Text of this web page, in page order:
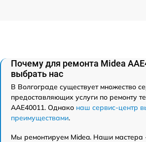
Почему для ремонта Midea
выбрать нас
В Волгограде существует множество
предоставляющих услуги по ремонту
AAE40011. Однако наш сервис-центр
преимуществами.
Мы ремонтируем Midea. Наши мастера